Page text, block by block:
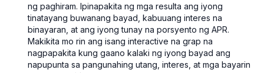
ng paghiram. Ipinapakita ng mga resulta ang iyong
tinatayang buwanang bayad, kabuuang interes na
binayaran, at ang iyong tunay na porsyento ng APR.
Makikita mo rin ang isang interactive na grap na
nagpapakita kung gaano kalaki ng iyong bayad ang
napupunta sa pangunahing utang, interes, at mga bayarin